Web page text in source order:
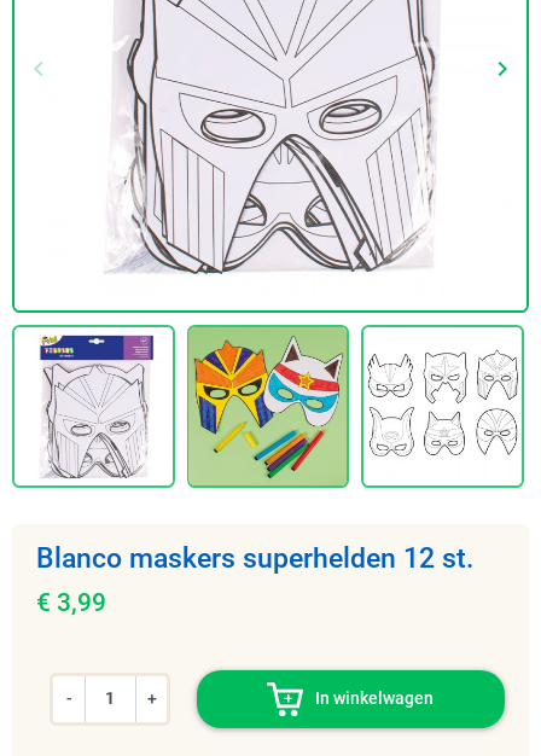
Vorige
keyboard_arrow_left keyboard_arrow_right
Blanco maskers superhelden 12 st.
€ 3,99
- + In winkelwagen